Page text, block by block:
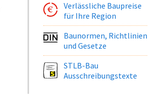
Verlässliche Baupreise
für Ihre Region
Baunormen, Richtlinien
und Gesetze
STLB-Bau
Ausschreibungstexte